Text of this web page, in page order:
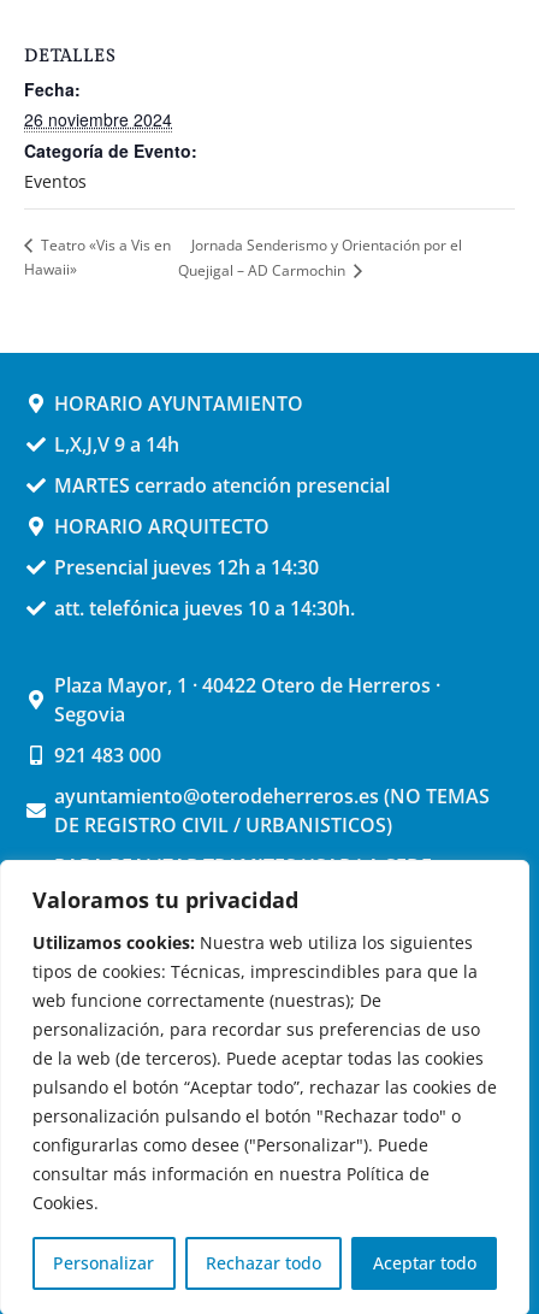
Valoramos tu privacidad
Utilizamos cookies: Nuestra web utiliza los siguientes
tipos de cookies: Técnicas, imprescindibles para que la
web funcione correctamente (nuestras); De
personalización, para recordar sus preferencias de uso
de la web (de terceros). Puede aceptar todas las cookies
pulsando el botón “Aceptar todo”, rechazar las cookies de
personalización pulsando el botón "Rechazar todo" o
configurarlas como desee ("Personalizar"). Puede
consultar más información en nuestra Política de
Cookies.
Personalizar Rechazar todo Aceptar todo
DETALLES
Fecha:
26 noviembre 2024
Categoría de Evento:
Eventos
Teatro «Vis a Vis en
Hawaii»
Jornada Senderismo y Orientación por el
Quejigal – AD Carmochin
HORARIO AYUNTAMIENTO
L,X,J,V 9 a 14h
MARTES cerrado atención presencial
HORARIO ARQUITECTO
Presencial jueves 12h a 14:30
att. telefónica jueves 10 a 14:30h.
Plaza Mayor, 1 · 40422 Otero de Herreros ·
Segovia
921 483 000
ayuntamiento@oterodeherreros.es (NO TEMAS
DE REGISTRO CIVIL / URBANISTICOS)
PARA REALIZAR TRAMITES USAR LA SEDE
ELECTRONICA (pinchar aquí)
OTERO DE HERREROS EN LAS REDES
© 2026 Ayuntamiento de Otero de Herreros
Aviso Legal|Política de Privacidad|Política de Cookies|
Registro de actividades de tratamiento
| Diseño:Globales
Informática